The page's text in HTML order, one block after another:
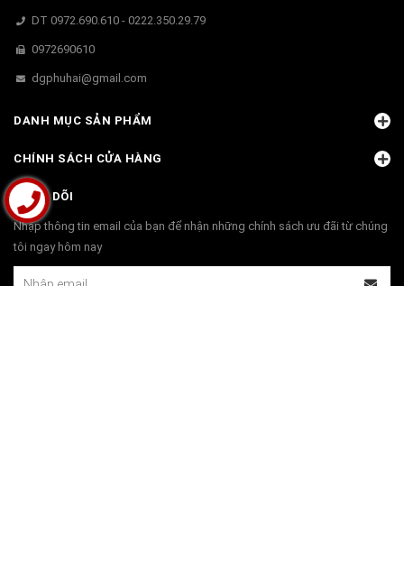
DT 0972.690.610 - 0222.350.29.79
0972690610
dgphuhai@gmail.com
DANH MỤC SẢN PHẨM
CHÍNH SÁCH CỬA HÀNG
THEO DÕI
Nhập thông tin email của bạn để nhận những chính sách ưu đãi từ chúng
tôi ngay hôm nay